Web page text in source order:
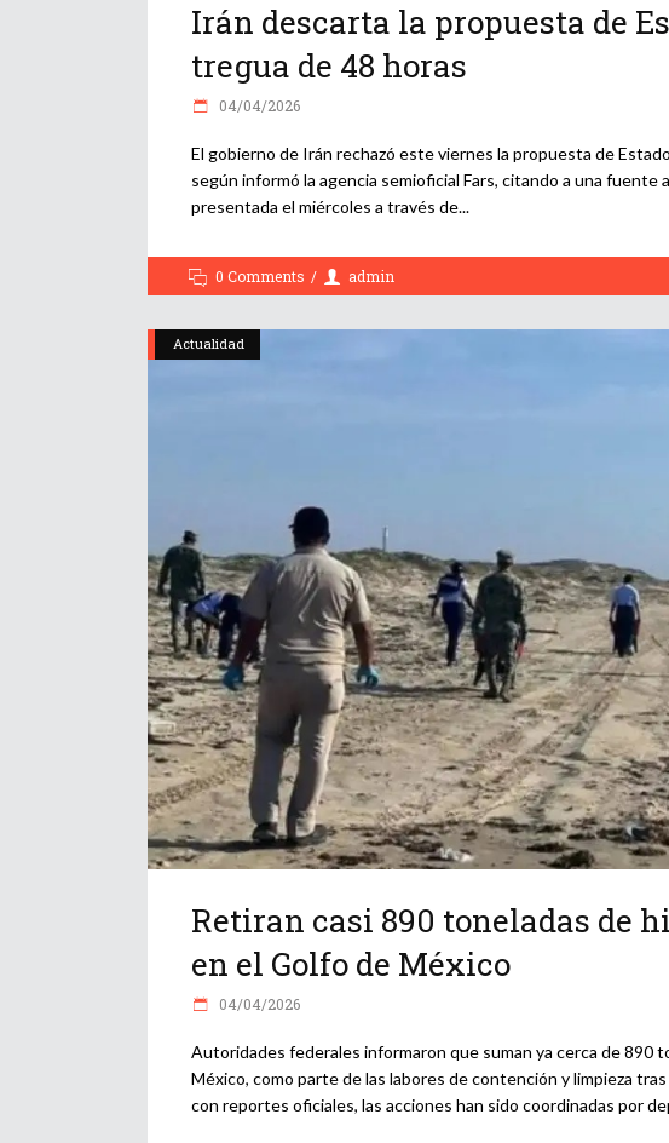
Irán descarta la propuesta de
tregua de 48 horas
04/04/2026
El gobierno de Irán rechazó este viernes la propuesta de
según informó la agencia semioficial Fars, citando a una
presentada el miércoles a través de
0 Comments admin
Actualidad
Retiran casi 890 toneladas de
en el Golfo de México
04/04/2026
Autoridades federales informaron que suman ya cerca de 890
México, como parte de las labores de contención y limpieza
con reportes oficiales, las acciones han sido coordinadas por